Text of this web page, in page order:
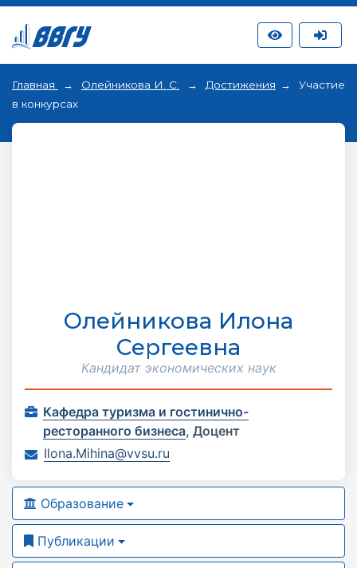
Главная Олейникова И. С. Достижения
Участие
в конкурсах
Олейникова Илона
Сергеевна
Кандидат экономических наук
Кафедра туризма и гостинично-
ресторанного бизнеса, Доцент
Ilona.Mihina@vvsu.ru
Образование
Публикации